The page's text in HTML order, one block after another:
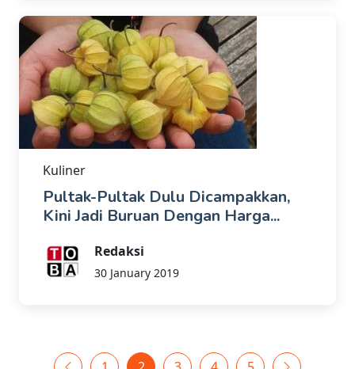
Kuliner
Pultak-Pultak Dulu Dicampakkan,
Kini Jadi Buruan Dengan Harga...
Redaksi
30 January 2019